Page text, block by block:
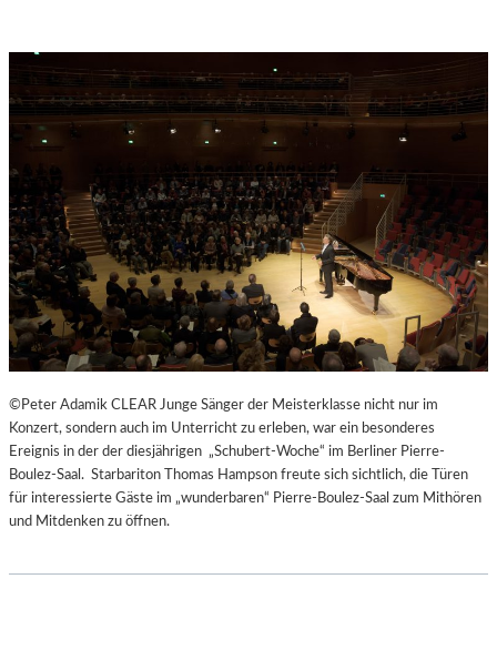
©Peter Adamik CLEAR Junge Sänger der Meisterklasse nicht nur im
Konzert, sondern auch im Unterricht zu erleben, war ein besonderes
Ereignis in der der diesjährigen „Schubert-Woche“ im Berliner Pierre-
Boulez-Saal. Starbariton Thomas Hampson freute sich sichtlich, die Türen
für interessierte Gäste im „wunderbaren“ Pierre-Boulez-Saal zum Mithören
und Mitdenken zu öffnen.